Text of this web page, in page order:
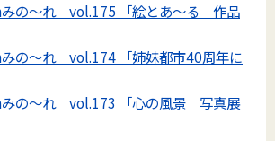
みの～れ vol.175 「絵とあ～る 作品
の～れ vol.174 「姉妹都市40周年に
みの～れ vol.173 「心の風景 写真展